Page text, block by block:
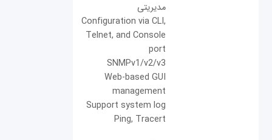
مدیریتی
Configuration via CLI,
Telnet, and Console
port
SNMPv1/v2/v3
Web-based GUI
management
Support system log
Ping, Tracert